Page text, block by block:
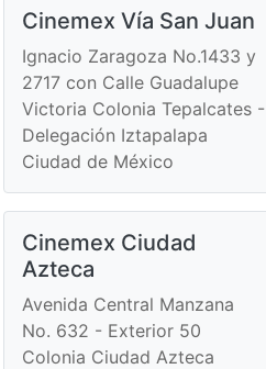
Cinemex Vía San Juan
Ignacio Zaragoza No.1433 y
2717 con Calle Guadalupe
Victoria Colonia Tepalcates -
Delegación Iztapalapa
Ciudad de México
Cinemex Ciudad
Azteca
Avenida Central Manzana
No. 632 - Exterior 50
Colonia Ciudad Azteca